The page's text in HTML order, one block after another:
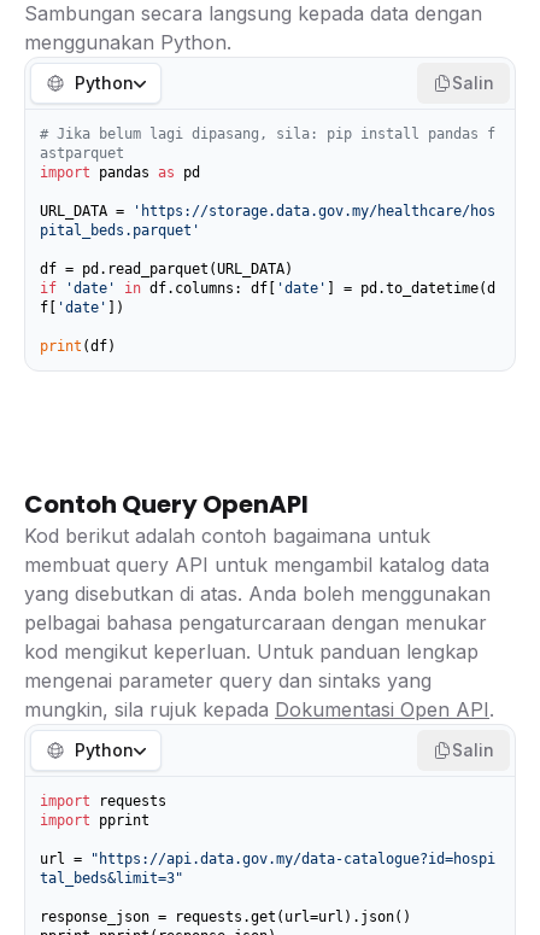
Sambungan secara langsung kepada data dengan
menggunakan Python.
Python Salin
# Jika belum lagi dipasang, sila: pip install pandas f
astparquet
import pandas as pd
URL_DATA =
'https://storage.data.gov.my/healthcare/hos
pital_beds.parquet'
if
'date' in df.columns: df[ 'date'
] = pd.to_datetime(d
f[
'date' ])
print (df)
Contoh Query OpenAPI
Kod berikut adalah contoh bagaimana untuk
membuat query API untuk mengambil katalog data
yang disebutkan di atas. Anda boleh menggunakan
pelbagai bahasa pengaturcaraan dengan menukar
kod mengikut keperluan. Untuk panduan lengkap
mengenai parameter query dan sintaks yang
mungkin, sila rujuk kepada Dokumentasi Open API.
Python Salin
import
import pprint
url =
"https://api.data.gov.my/data-catalogue?id=hospi
tal_beds&limit=3"
response_json = requests.get(url=url).json()